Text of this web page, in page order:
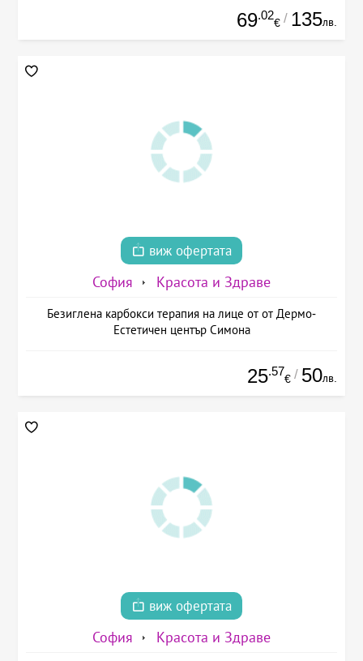
69.02
€ / 135лв.
виж офертата
София Красота и Здраве
Безиглена карбокси терапия на лице от от Дермо-
Естетичен център Симона
25.57
€ / 50лв.
виж офертата
София Красота и Здраве